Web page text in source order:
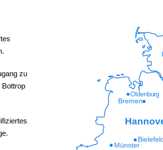
zu
Bottrop
Münster
Oldenburg
Bremen